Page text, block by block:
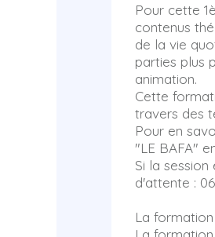
Pour cette
contenus
de la vie
parties plus
animation.
Cette
travers des
Pour en
"LE BAFA"
Si la
d'attente :
La